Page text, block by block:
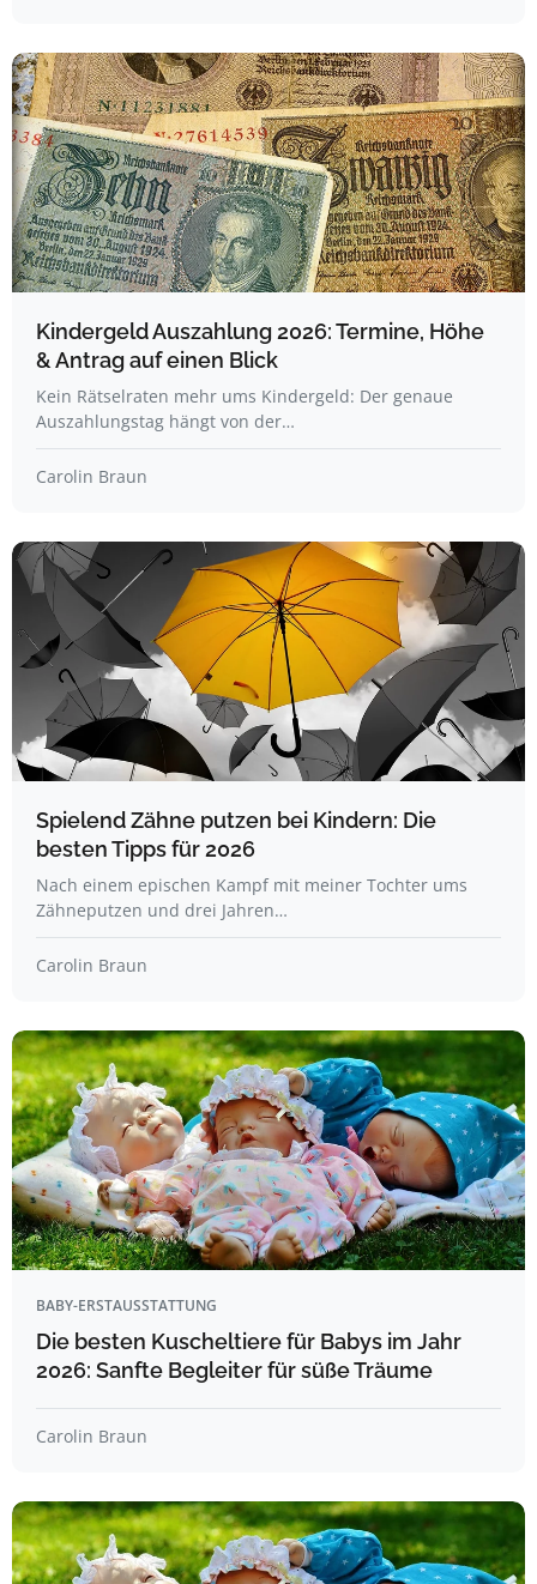
Kindergeld Auszahlung 2026: Termine, Höhe
& Antrag auf einen Blick
Kein Rätselraten mehr ums Kindergeld: Der genaue
Auszahlungstag hängt von der…
Carolin Braun
Spielend Zähne putzen bei Kindern: Die
besten Tipps für 2026
Nach einem epischen Kampf mit meiner Tochter ums
Zähneputzen und drei Jahren…
Carolin Braun
BABY-ERSTAUSSTATTUNG
Die besten Kuscheltiere für Babys im Jahr
2026: Sanfte Begleiter für süße Träume
Carolin Braun